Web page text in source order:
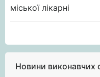
Новини виконавчих